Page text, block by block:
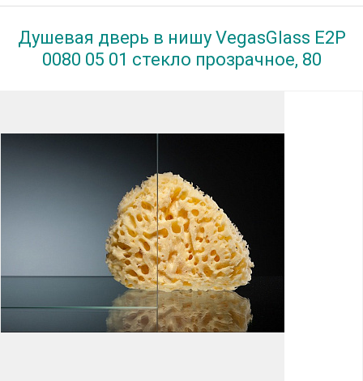
Душевая дверь в нишу VegasGlass E2P
0080 05 01 стекло прозрачное, 80